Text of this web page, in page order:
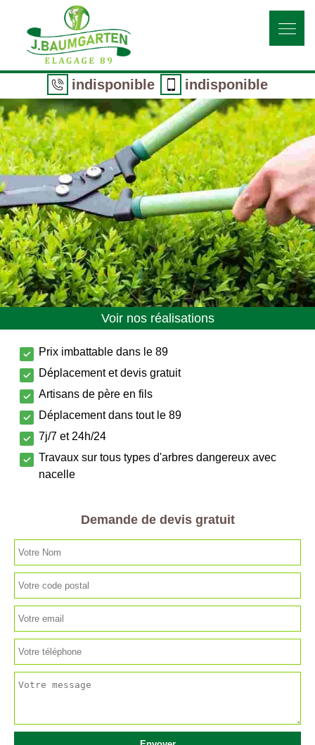
indisponible indisponible
Voir nos réalisations
Prix imbattable dans le 89
Déplacement et devis gratuit
Artisans de père en fils
Déplacement dans tout le 89
7j/7 et 24h/24
Travaux sur tous types d'arbres dangereux avec
nacelle
Demande de devis gratuit